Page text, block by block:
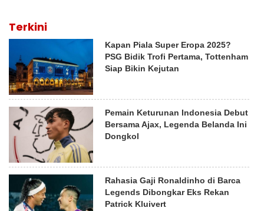
Terkini
Kapan Piala Super Eropa 2025?
PSG Bidik Trofi Pertama, Tottenham
Siap Bikin Kejutan
Pemain Keturunan Indonesia Debut
Bersama Ajax, Legenda Belanda Ini
Dongkol
Rahasia Gaji Ronaldinho di Barca
Legends Dibongkar Eks Rekan
Patrick Kluivert